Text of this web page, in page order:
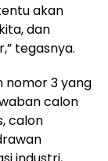
akan
dan
tegasnya.
nomor 3 yang
calon
calon